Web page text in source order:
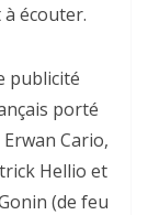
écouter.
publicité
porté
Erwan Cario,
Hellio et
(de feu